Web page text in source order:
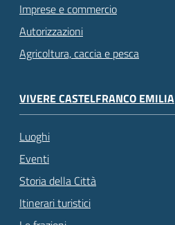
Imprese e commercio
Autorizzazioni
Agricoltura, caccia e pesca
VIVERE CASTELFRANCO EMILIA
Luoghi
Eventi
Storia della Città
Itinerari turistici